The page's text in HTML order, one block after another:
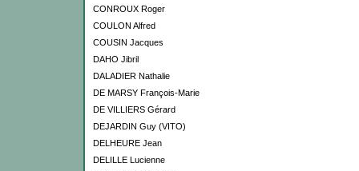
CONROUX Roger
COULON Alfred
COUSIN Jacques
DAHO Jibril
DALADIER Nathalie
DE MARSY François-Marie
DE VILLIERS Gérard
DEJARDIN Guy (VITO)
DELHEURE Jean
DELILLE Lucienne